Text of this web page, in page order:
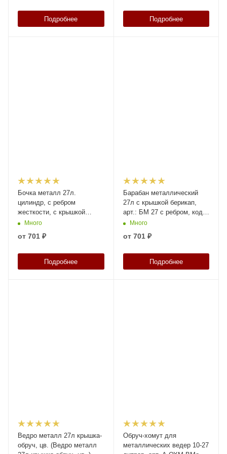
Подробнее Подробнее
Бочка металл 27л.
цилиндр, с ребром
жесткости, с крышкой
берикап 57мм, арт.: БМ 27
с ребром, код: 23792
Много
от 701 ₽
Подробнее
Барабан металлический
27л с крышкой берикап,
арт.: БМ 27 с ребром, код:
23791
Много
от 701 ₽
Подробнее
Ведро металл 27л крышка-
обруч, цв. (Ведро металл
Обруч-хомут для
металлических ведер 10-27